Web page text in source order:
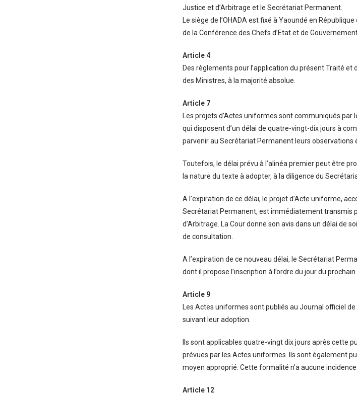
Justice et d’Arbitrage et le Secrétariat Permanent.
Le siège de l’OHADA est fixé à Yaoundé en
de la Conférence des Chefs d’Etat et de
Article 4
Des règlements pour l’application du présent Traité et
des Ministres, à la majorité absolue.
Article 7
Les projets d’Actes uniformes sont communiqués
qui disposent d’un délai de quatre-vingt-dix jours à
parvenir au Secrétariat Permanent leurs observations
Toutefois, le délai prévu à l’alinéa premier peut être
la nature du texte à adopter, à la diligence du
A l’expiration de ce délai, le projet d’Acte uniforme,
Secrétariat Permanent, est immédiatement transmis
d’Arbitrage. La Cour donne son avis dans un délai de
de consultation.
A l’expiration de ce nouveau délai, le Secrétariat
dont il propose l’inscription à l’ordre du jour du
Article 9
Les Actes uniformes sont publiés au Journal officiel
suivant leur adoption.
Ils sont applicables quatre-vingt dix jours après cette
prévues par les Actes uniformes. Ils sont également
moyen approprié. Cette formalité n’a aucune
Article 12